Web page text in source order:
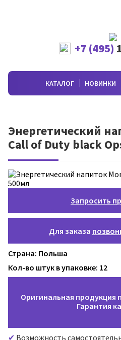
+7 (495)
КАТАЛОГ НОВИНКИ
Энергетический
Call of Duty black
Запросить
Для заказа
Страна: Польша
Кол-во штук в упаковке: 12
Оригинальная продукция
Гарантия
Возможность